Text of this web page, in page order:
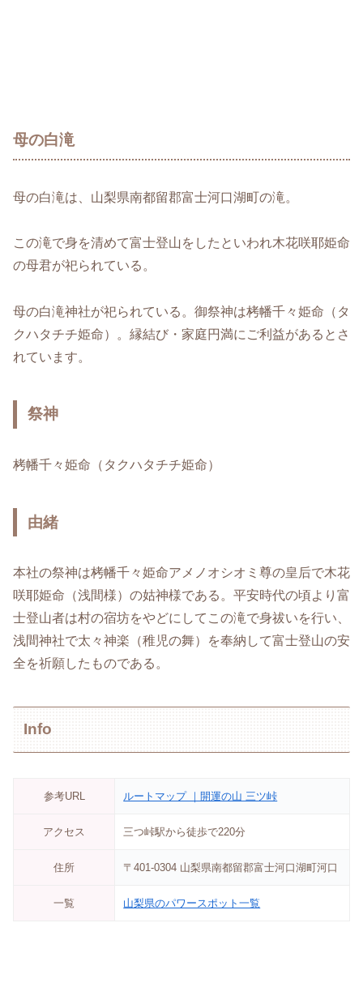
母の白滝
母の白滝は、山梨県南都留郡富士河口湖町の滝。
この滝で身を清めて富士登山をしたといわれ木花咲耶姫命
の母君が祀られている。
母の白滝神社が祀られている。御祭神は栲幡千々姫命（タ
クハタチチ姫命）。 縁結び・家庭円満にご利益があるとさ
れています。
祭神
栲幡千々姫命（タクハタチチ姫命）
由緒
本社の祭神は栲幡千々姫命アメノオシオミ尊の皇后で木花
咲耶姫命（浅間様）の姑神様である。平安時代の頃より富
士登山者は村の宿坊をやどにしてこの滝で身祓いを行い、
浅間神社で太々神楽（稚児の舞）を奉納して富士登山の安
全を祈願したものである。
Info
参考URL ルートマップ ｜開運の山 三ツ峠
アクセス 三つ峠駅から徒歩で220分
住所 〒401-0304 山梨県南都留郡富士河口湖町河口
一覧 山梨県のパワースポット一覧